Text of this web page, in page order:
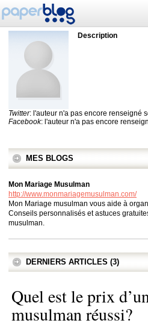
Description
Twitter: l'auteur n'a pas encore renseigné
Facebook: l'auteur n'a pas encore
MES BLOGS
Mon Mariage Musulman
http://www.monmariagemusulman.com/
Mon Mariage musulman vous aide à
Conseils personnalisés et astuces
musulman.
DERNIERS ARTICLES (3)
Quel est le prix
musulman réussi?